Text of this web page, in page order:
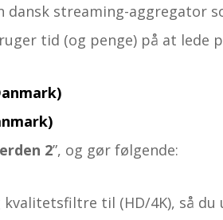
dansk streaming-aggregator
tid (og penge) på at lede
2”, og gør følgende:
kvalitetsfiltre til (HD/4K), så du